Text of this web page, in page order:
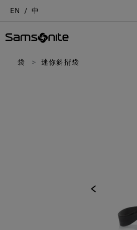
EN 中
袋 迷你斜揹袋